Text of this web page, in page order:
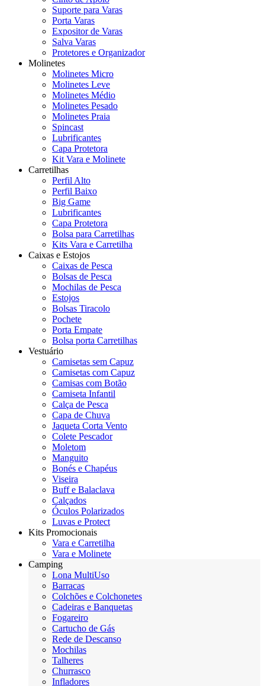
Suporte para Varas
Porta Varas
Expositor de Varas
Salva Varas
Protetores e Organizador
Molinetes
Molinetes Micro
Molinetes Leve
Molinetes Médio
Molinetes Pesado
Molinetes Praia
Spincast
Lubrificantes
Capa Protetora
Kit Vara e Molinete
Carretilhas
Perfil Alto
Perfil Baixo
Big Game
Lubrificantes
Capa Protetora
Bolsa para Carretilhas
Kits Vara e Carretilha
Caixas e Estojos
Caixas de Pesca
Bolsas de Pesca
Mochilas de Pesca
Estojos
Bolsas Tiracolo
Pochete
Porta Empate
Bolsa porta Carretilhas
Vestuário
Camisetas sem Capuz
Camisetas com Capuz
Camisas com Botão
Camiseta Infantil
Calça de Pesca
Capa de Chuva
Jaqueta Corta Vento
Colete Pescador
Moletom
Manguito
Bonés e Chapéus
Viseira
Buff e Balaclava
Calçados
Óculos Polarizados
Luvas e Protect
Kits Promocionais
Vara e Carretilha
Vara e Molinete
Camping
Lona MultiUso
Barracas
Colchões e Colchonetes
Cadeiras e Banquetas
Fogareiro
Cartucho de Gás
Rede de Descanso
Mochilas
Talheres
Churrasco
Infladores